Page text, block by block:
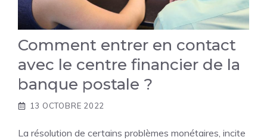
Comment entrer en contact
avec le centre financier de la
banque postale ?
13 OCTOBRE 2022
La résolution de certains problèmes monétaires, incite